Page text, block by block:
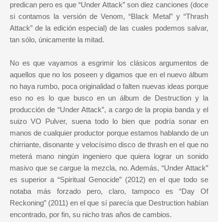
predican pero es que “Under Attack” son diez canciones (doce
si contamos la versión de Venom, “Black Metal” y “Thrash
Attack” de la edición especial) de las cuales podemos salvar,
tan sólo, únicamente la mitad.
No es que vayamos a esgrimir los clásicos argumentos de
aquellos que no los poseen y digamos que en el nuevo álbum
no haya rumbo, poca originalidad o falten nuevas ideas porque
eso no es lo que busco en un álbum de Destruction y la
producción de “Under Attack”, a cargo de la propia banda y el
suizo VO Pulver, suena todo lo bien que podría sonar en
manos de cualquier productor porque estamos hablando de un
chirriante, disonante y velocísimo disco de thrash en el que no
meterá mano ningún ingeniero que quiera lograr un sonido
masivo que se cargue la mezcla, no. Además, “Under Attack”
es superior a “Spiritual Genocide” (2012) en el que todo se
notaba más forzado pero, claro, tampoco es “Day Of
Reckoning” (2011) en el que sí parecía que Destruction habían
encontrado, por fin, su nicho tras años de cambios.